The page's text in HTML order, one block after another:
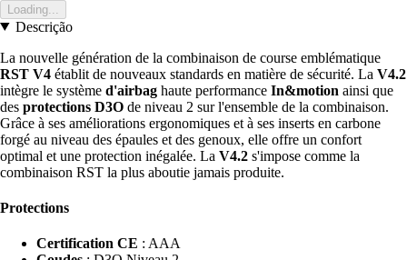
Loading...
Descrição
La nouvelle génération de la combinaison de course emblématique
RST V4 établit de nouveaux standards en matière de sécurité. La V4.2
intègre le système d'airbag haute performance In&motion ainsi que
des protections D3O de niveau 2 sur l'ensemble de la combinaison.
Grâce à ses améliorations ergonomiques et à ses inserts en carbone
forgé au niveau des épaules et des genoux, elle offre un confort
optimal et une protection inégalée. La V4.2 s'impose comme la
combinaison RST la plus aboutie jamais produite.
Protections
Certification CE : AAA